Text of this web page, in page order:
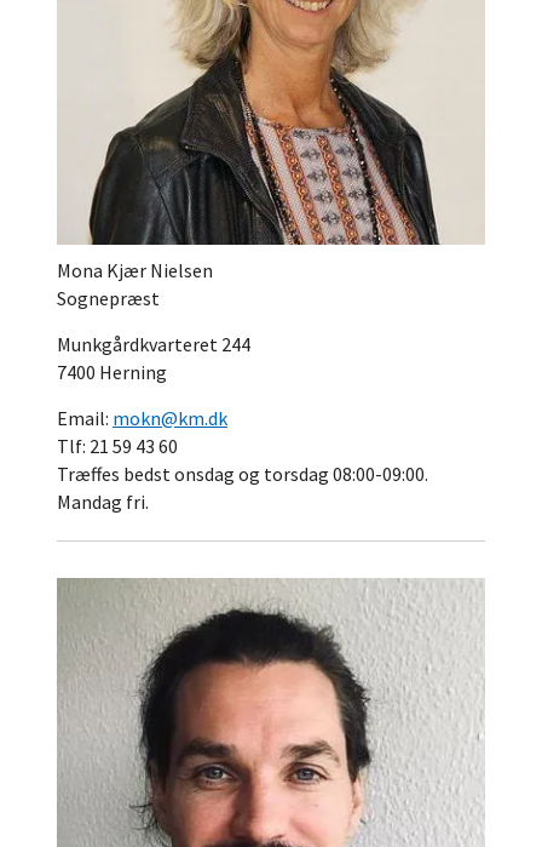
Mona Kjær Nielsen
Sognepræst
Munkgårdkvarteret 244
7400 Herning
Email: mokn@km.dk
Tlf: 21 59 43 60
Træffes bedst onsdag og torsdag 08:00-09:00.
Mandag fri.